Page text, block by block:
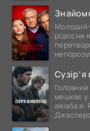
Молодий
Головний
мешкає у